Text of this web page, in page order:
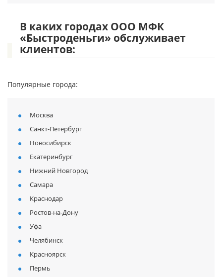
В каких городах ООО МФК
«Быстроденьги» обслуживает
клиентов:
Популярные города:
Москва
Санкт-Петербург
Новосибирск
Екатеринбург
Нижний Новгород
Самара
Краснодар
Ростов-на-Дону
Уфа
Челябинск
Красноярск
Пермь